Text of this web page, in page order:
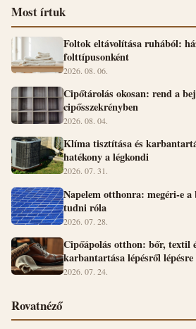
Most írtuk
Foltok eltávolítása ruhából:
folttípusonként
2026. 08. 06.
Cipőtárolás okosan: rend a
cipősszekrényben
2026. 08. 04.
Klíma tisztítása és
hatékony a légkondi
2026. 07. 31.
Napelem otthonra: megéri-e a
tudni róla
2026. 07. 28.
Cipőápolás otthon: bőr, textil
karbantartása lépésről lépésre
2026. 07. 24.
Rovatnéző